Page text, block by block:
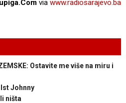
via www.radiosarajevo.ba
Ostavite me više na miru i
Ist Johnny
ništa